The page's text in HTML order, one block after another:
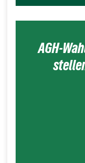
AGH-